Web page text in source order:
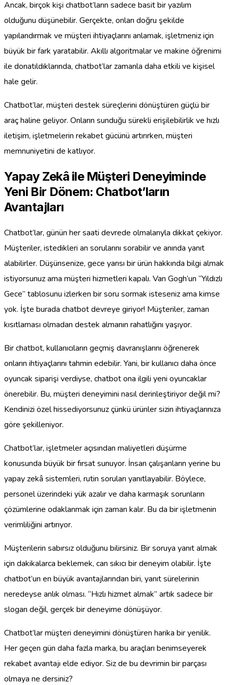
Ancak, birçok kişi chatbot’ların sadece basit bir yazılım
olduğunu düşünebilir. Gerçekte, onları doğru şekilde
yapılandırmak ve müşteri ihtiyaçlarını anlamak, işletmeniz için
büyük bir fark yaratabilir. Akıllı algoritmalar ve makine öğrenimi
ile donatıldıklarında, chatbot’lar zamanla daha etkili ve kişisel
hale gelir.
Chatbot’lar, müşteri destek süreçlerini dönüştüren güçlü bir
araç haline geliyor. Onların sunduğu sürekli erişilebilirlik ve hızlı
iletişim, işletmelerin rekabet gücünü artırırken, müşteri
memnuniyetini de katlıyor.
Yapay Zekâ ile Müşteri Deneyiminde
Yeni Bir Dönem: Chatbot’ların
Avantajları
Chatbot’lar, günün her saati devrede olmalarıyla dikkat çekiyor.
Müşteriler, istedikleri an sorularını sorabilir ve anında yanıt
alabilirler. Düşünsenize, gece yarısı bir ürün hakkında bilgi almak
istiyorsunuz ama müşteri hizmetleri kapalı. Van Gogh’un “Yıldızlı
Gece” tablosunu izlerken bir soru sormak isteseniz ama kimse
yok. İşte burada chatbot devreye giriyor! Müşteriler, zaman
kısıtlaması olmadan destek almanın rahatlığını yaşıyor.
Bir chatbot, kullanıcıların geçmiş davranışlarını öğrenerek
onların ihtiyaçlarını tahmin edebilir. Yani, bir kullanıcı daha önce
oyuncak siparişi verdiyse, chatbot ona ilgili yeni oyuncaklar
önerebilir. Bu, müşteri deneyimini nasıl derinleştiriyor değil mi?
Kendinizi özel hissediyorsunuz çünkü ürünler sizin ihtiyaçlarınıza
göre şekilleniyor.
Chatbot’lar, işletmeler açısından maliyetleri düşürme
konusunda büyük bir fırsat sunuyor. İnsan çalışanların yerine bu
yapay zekâ sistemleri, rutin soruları yanıtlayabilir. Böylece,
personel üzerindeki yük azalır ve daha karmaşık sorunların
çözümlerine odaklanmak için zaman kalır. Bu da bir işletmenin
verimliliğini artırıyor.
Müşterilerin sabırsız olduğunu bilirsiniz. Bir soruya yanıt almak
için dakikalarca beklemek, can sıkıcı bir deneyim olabilir. İşte
chatbot’un en büyük avantajlarından biri, yanıt sürelerinin
neredeyse anlık olması. “Hızlı hizmet almak” artık sadece bir
slogan değil, gerçek bir deneyime dönüşüyor.
Chatbot’lar müşteri deneyimini dönüştüren harika bir yenilik.
Her geçen gün daha fazla marka, bu araçları benimseyerek
rekabet avantajı elde ediyor. Siz de bu devrimin bir parçası
olmaya ne dersiniz?